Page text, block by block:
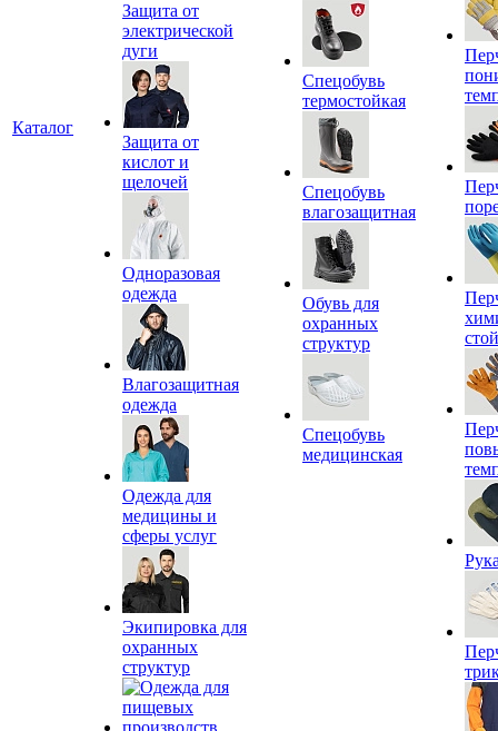
Каталог
Защита от
электрической
дуги
Защита от
кислот и
щелочей
Одноразовая
одежда
Влагозащитная
одежда
Одежда для
медицины и
сферы услуг
Экипировка для
охранных
структур
Спецобувь
термостойкая
Спецобувь
влагозащитная
Обувь для
охранных
структур
Спецобувь
медицинская